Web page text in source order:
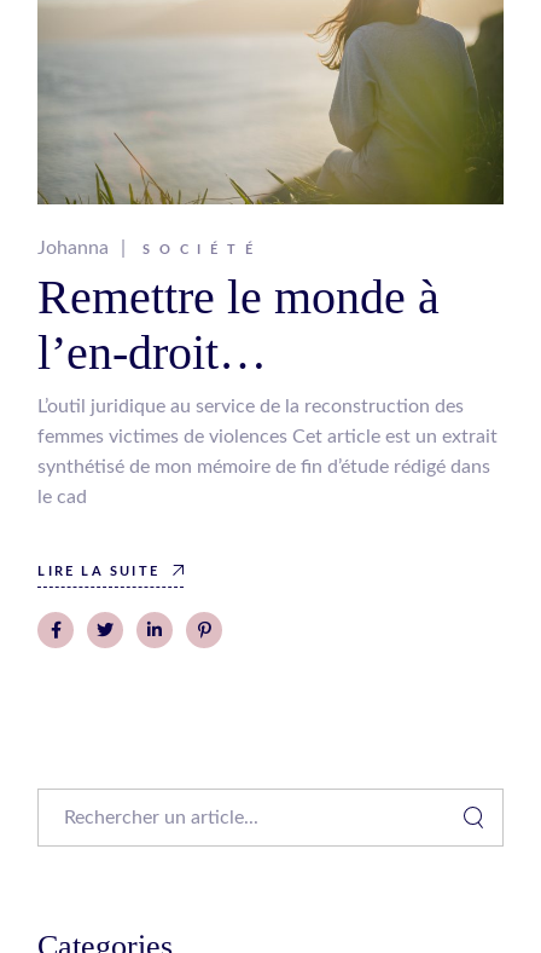
Johanna SOCIÉTÉ
Remettre le monde à
l’en-droit…
L’outil juridique au service de la reconstruction des
femmes victimes de violences Cet article est un extrait
synthétisé de mon mémoire de fin d’étude rédigé dans
le cad
LIRE LA SUITE